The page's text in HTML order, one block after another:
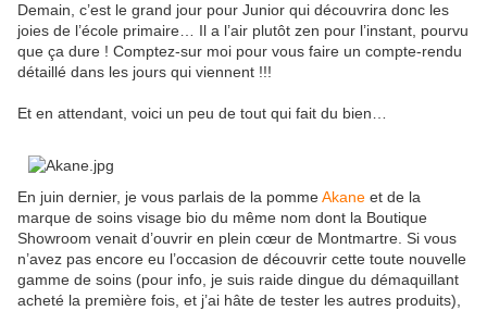
Demain, c’est le grand jour pour Junior qui découvrira donc les
joies de l’école primaire… Il a l’air plutôt zen pour l’instant, pourvu
que ça dure ! Comptez-sur moi pour vous faire un compte-rendu
détaillé dans les jours qui viennent !!!
Et en attendant, voici un peu de tout qui fait du bien…
En juin dernier, je vous parlais de la pommeAkane et de la
marque de soins visage bio du même nom dont la Boutique
Showroom venait d’ouvrir en plein cœur de Montmartre. Si vous
n’avez pas encore eu l’occasion de découvrir cette toute nouvelle
gamme de soins (pour info, je suis raide dingue du démaquillant
acheté la première fois, et j’ai hâte de tester les autres produits),